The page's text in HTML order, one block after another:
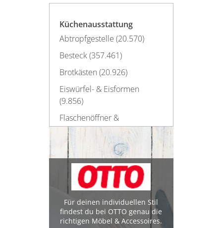
Küchenausstattung
Abtropfgestelle (20.570)
Besteck (357.461)
Brotkästen (20.926)
Eiswürfel- & Eisformen
(9.856)
Flaschenöffner &
Korkenzieher (16.049)
Geschirr (1.116.385)
Gläser (924.771)
Biergläser (11.731)
Longdrink-Gläser (855)
Schnapsgläser (2.381)
Sektgläser (5.115)
Wassergläser (681)
Für deinen individuellen Stil
findest du bei OTTO genau die
richtigen Möbel & Accessoires.